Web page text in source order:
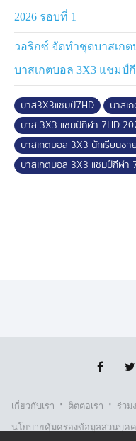
2026 รอบที่ 1
วอริกซ์ จัดทำชุดบาสเก
บาสเกตบอล 3X3 แชมป์กี
บาส3X3แชมป์7HD
บาสเ
บาส 3X3 แชมป์กีฬา 7HD
บาสเกตบอล 3X3 นักเรียนช
บาสเกตบอล 3X3 แชมป์กีฬา
เกี่ยวกับเรา · ติตต่อเรา · ร่วม
นโยบายคุ้มครองข้อมูลส่วนบุค